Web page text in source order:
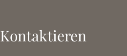
Kontaktieren